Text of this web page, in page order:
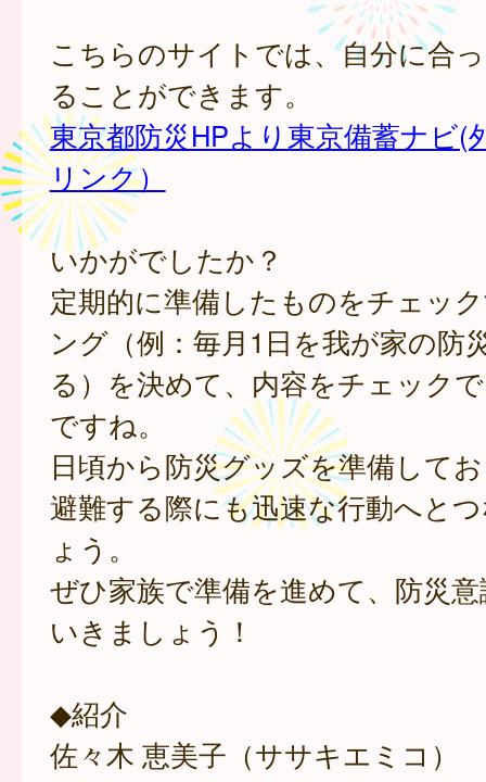
こちらのサイトでは、自分に合
ることができます。
東京都防災HPより東京備蓄ナビ(
リンク）
いかがでしたか？
定期的に準備したものをチェッ
ング（例：毎月1日を我が家の防
る）を決めて、内容をチェック
ですね。
日頃から防災グッズを準備して
避難する際にも迅速な行動へと
ょう。
ぜひ家族で準備を進めて、防災
いきましょう！
◆紹介
佐々木 恵美子（ササキエミコ）